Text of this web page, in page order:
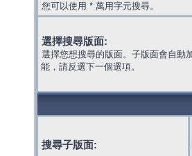
您可以使用 * 萬用字元搜尋。
選擇搜尋版面:
選擇您想搜尋的版面。子版面會自動
能，請反選下一個選項。
搜尋子版面: